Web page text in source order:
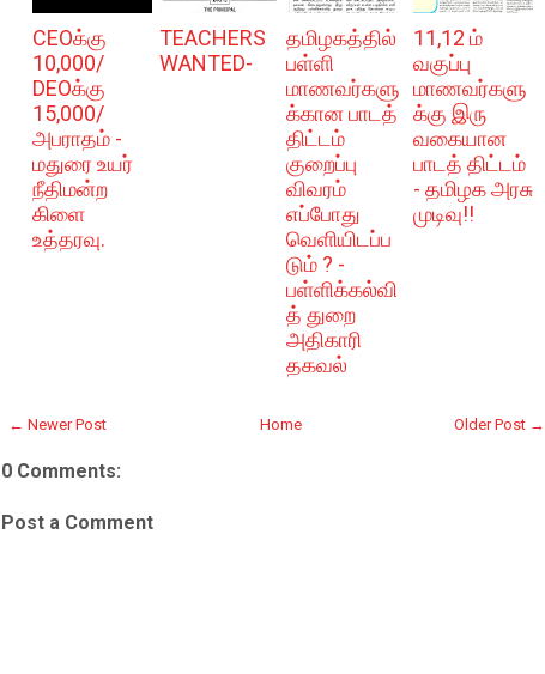
CEOக்கு
10,000/
DEOக்கு
15,000/
அபராதம் -
மதுரை உயர்
நீதிமன்ற
கிளை
உத்தரவு.
TEACHERS
WANTED-
தமிழகத்தில்
பள்ளி
மாணவர்களு
க்கான பாடத்
திட்டம்
குறைப்பு
விவரம்
எப்போது
வெளியிடப்ப
டும் ? -
பள்ளிக்கல்வி
த் துறை
அதிகாரி
தகவல்
11,12 ம்
வகுப்பு
மாணவர்களு
க்கு இரு
வகையான
பாடத் திட்டம்
- தமிழக அரசு
முடிவு!!
← Newer Post Older Post →
Home
0 Comments:
Post a Comment